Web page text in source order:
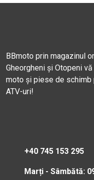
BBmoto prin magazinul
Gheorgheni și Otopeni
moto și piese de
ATV-uri!
+40 745 153 295
Marți - Sâmbătă: